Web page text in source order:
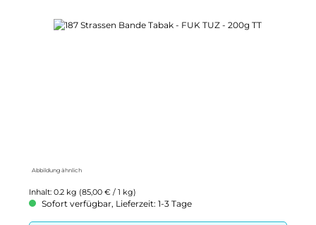
Bildergalerie überspringen
Abbildung ähnlich
Inhalt: 0.2 kg (85,00 € / 1 kg)
Sofort verfügbar, Lieferzeit: 1-3 Tage